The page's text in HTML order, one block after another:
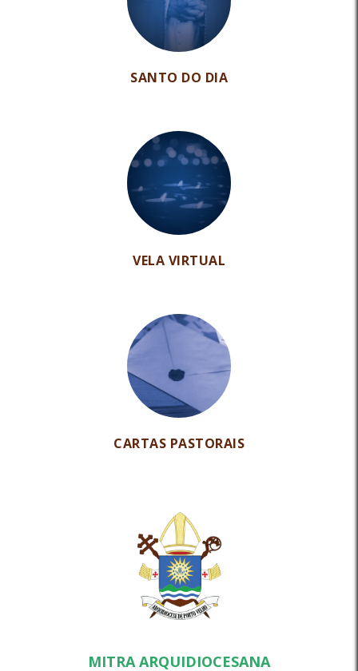
SANTO DO DIA
VELA VIRTUAL
CARTAS PASTORAIS
MITRA ARQUIDIOCESANA